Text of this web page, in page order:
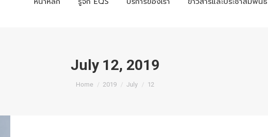
July 12, 2019
You are here:
Home 2019 July 12